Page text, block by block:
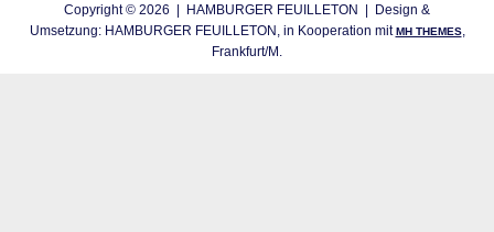
Copyright © 2026 | HAMBURGER FEUILLETON | Design &
Umsetzung: HAMBURGER FEUILLETON, in Kooperation mitMH THEMES,
Frankfurt/M.